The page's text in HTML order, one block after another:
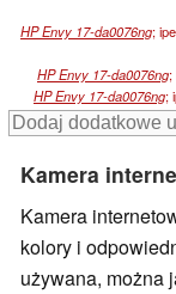
HP Envy 17-da0076ng;
HP Envy 17-da0076ng
HP Envy 17-da0076ng;
Kamera
Kamera
kolory i
używana, można